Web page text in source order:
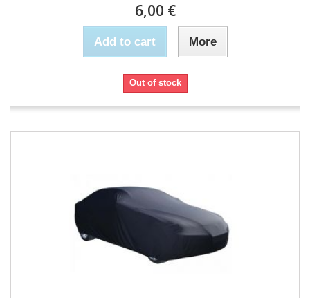
6,00 €
Add to cart More
Out of stock